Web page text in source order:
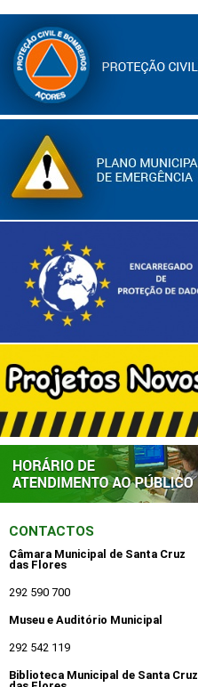
CONTACTOS
Câmara Municipal de Santa Cruz
das Flores
292 590 700
Museu e Auditório Municipal
292 542 119
Biblioteca Municipal de Santa Cruz